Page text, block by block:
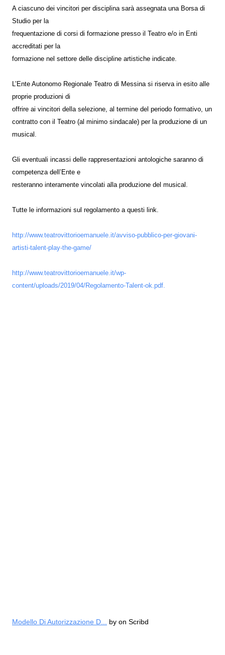
A ciascuno dei vincitori per disciplina sarà assegnata una Borsa di
Studio per la
frequentazione di corsi di formazione presso il Teatro e/o in Enti
accreditati per la
formazione nel settore delle discipline artistiche indicate.
L’Ente Autonomo Regionale Teatro di Messina si riserva in esito alle
proprie produzioni di
offrire ai vincitori della selezione, al termine del periodo formativo, un
contratto con il Teatro (al minimo sindacale) per la produzione di un
musical.
Gli eventuali incassi delle rappresentazioni antologiche saranno di
competenza dell’Ente e
resteranno interamente vincolati alla produzione del musical.
Tutte le informazioni sul regolamento a questi link.
http://www.teatrovittorioemanuele.it/avviso-pubblico-per-giovani-
artisti-talent-play-the-game/
http://www.teatrovittorioemanuele.it/wp-
content/uploads/2019/04/Regolamento-Talent-ok.pdf.
Modello Di Autorizzazione D... by on Scribd